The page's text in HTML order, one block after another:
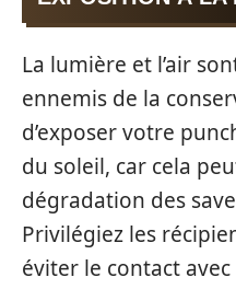
La lumière et l’air
ennemis de la
d’exposer votre
du soleil, car cela
dégradation des
Privilégiez les
éviter le contact avec